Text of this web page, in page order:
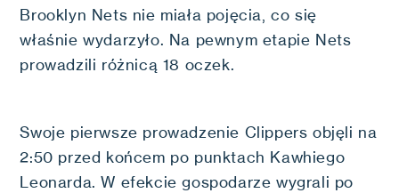
Brooklyn Nets nie miała pojęcia, co się
właśnie wydarzyło. Na pewnym etapie Nets
prowadzili różnicą 18 oczek.
Swoje pierwsze prowadzenie Clippers objęli na
2:50 przed końcem po punktach Kawhiego
Leonarda. W efekcie gospodarze wygrali po